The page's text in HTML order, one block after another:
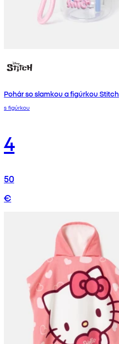
Pohár so slamkou a figúrkou Stitch
s figúrkou
4
50
€